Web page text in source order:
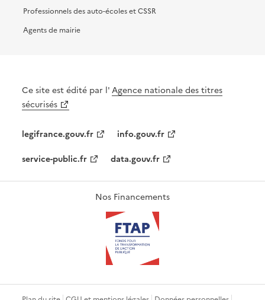
Professionnels des auto-écoles et CSSR
Agents de mairie
Ce site est édité par l'Agence nationale des titres
sécurisés
legifrance.gouv.fr
info.gouv.fr
service-public.fr
data.gouv.fr
Nos Financements